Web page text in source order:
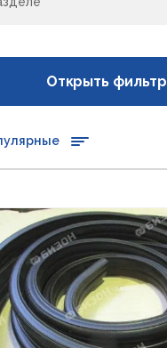
Открыть фильтр